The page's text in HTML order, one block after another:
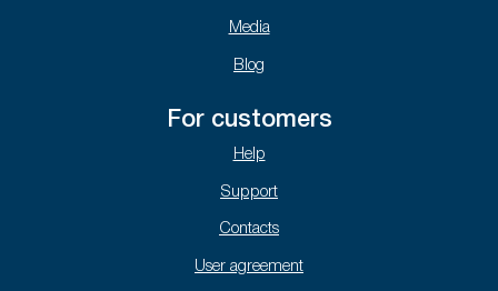
Media
Blog
For customers
Help
Support
Contacts
User agreement